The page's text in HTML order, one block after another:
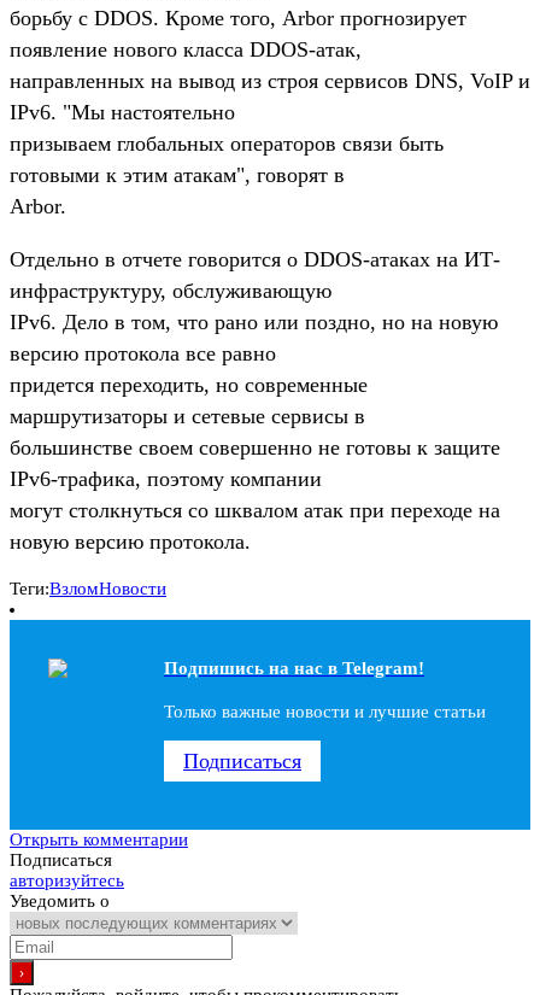
борьбу с DDOS. Кроме того, Arbor прогнозирует
появление нового класса DDOS-атак,
направленных на вывод из строя сервисов DNS, VoIP и
IPv6. "Мы настоятельно
призываем глобальных операторов связи быть
готовыми к этим атакам", говорят в
Arbor.
Отдельно в отчете говорится о DDOS-атаках на ИТ-
инфраструктуру, обслуживающую
IPv6. Дело в том, что рано или поздно, но на новую
версию протокола все равно
придется переходить, но современные
маршрутизаторы и сетевые сервисы в
большинстве своем совершенно не готовы к защите
IPv6-трафика, поэтому компании
могут столкнуться со шквалом атак при переходе на
новую версию протокола.
Теги:ВзломНовости
Подпишись на наc в Telegram!
Только важные новости и лучшие статьи
Подписаться
Открыть комментарии
Подписаться
авторизуйтесь
Уведомить о